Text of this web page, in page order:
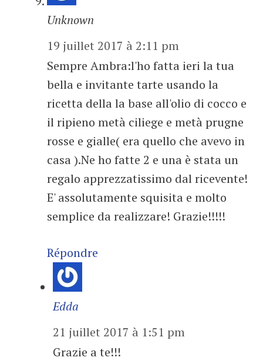
Unknown
19 juillet 2017 à 2:11 pm
Sempre Ambra:l'ho fatta ieri la tua
bella e invitante tarte usando la
ricetta della la base all'olio di cocco e
il ripieno metà ciliege e metà prugne
rosse e gialle( era quello che avevo in
casa ).Ne ho fatte 2 e una è stata un
regalo apprezzatissimo dal ricevente!
E' assolutamente squisita e molto
semplice da realizzare! Grazie!!!!!
Répondre
Edda
21 juillet 2017 à 1:51 pm
Grazie a te!!!